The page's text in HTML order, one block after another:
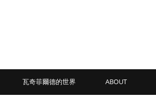
瓦奇菲爾德的世界 ABOUT